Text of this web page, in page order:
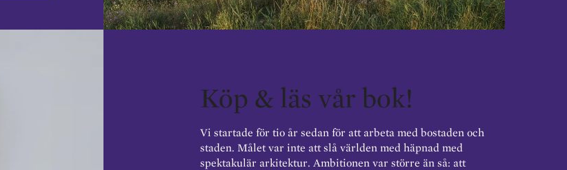
Köp & läs vår bok!
Vi startade för tio år sedan för att arbeta med bostaden och
staden. Målet var inte att slå världen med häpnad med
spektakulär arkitektur. Ambitionen var större än så: att